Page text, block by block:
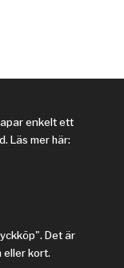
enkelt ett
Läs mer här:
Det är
eller kort.